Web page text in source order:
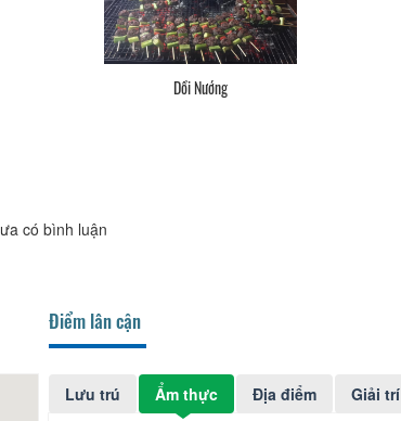
Dồi Nướng
có bình luận
Điểm lân cận
Lưu trú Ẩm thực Địa điểm Giải trí